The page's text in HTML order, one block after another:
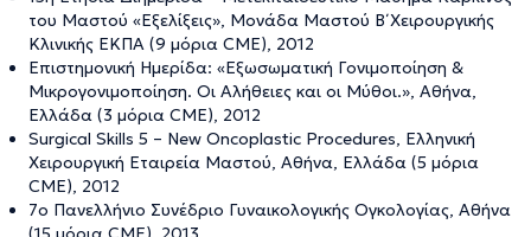
του Μαστού «Εξελίξεις», Μονάδα Μαστού Β΄ Χειρουργικής
Κλινικής ΕΚΠΑ (9 μόρια CME), 2012
Επιστημονική Ημερίδα: «Εξωσωματική Γονιμοποίηση &
Μικρογονιμοποίηση. Οι Αλήθειες και οι Μύθοι.», Αθήνα,
Ελλάδα (3 μόρια CME), 2012
Surgical Skills 5 – New Oncoplastic Procedures, Ελληνική
Χειρουργική Εταιρεία Μαστού, Αθήνα, Ελλάδα (5 μόρια
CME), 2012
7ο Πανελλήνιο Συνέδριο Γυναικολογικής Ογκολογίας, Αθήνα